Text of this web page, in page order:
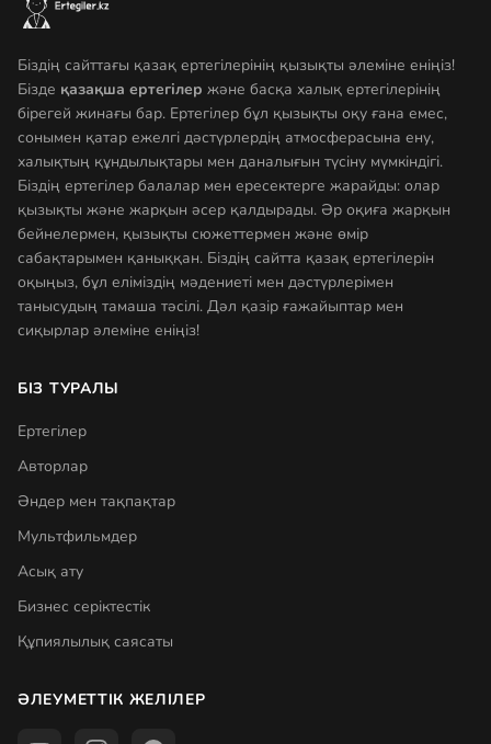
Біздің сайттағы қазақ ертегілерінің қызықты әлеміне еніңіз!
Бізде қазақша ертегілер және басқа халық ертегілерінің
бірегей жинағы бар. Ертегілер бұл қызықты оқу ғана емес,
сонымен қатар ежелгі дәстүрлердің атмосферасына ену,
халықтың құндылықтары мен даналығын түсіну мүмкіндігі.
Біздің ертегілер балалар мен ересектерге жарайды: олар
қызықты және жарқын әсер қалдырады. Әр оқиға жарқын
бейнелермен, қызықты сюжеттермен және өмір
сабақтарымен қаныққан. Біздің сайтта қазақ ертегілерін
оқыңыз, бұл еліміздің мәдениеті мен дәстүрлерімен
танысудың тамаша тәсілі. Дәл қазір ғажайыптар мен
сиқырлар әлеміне еніңіз!
БІЗ ТУРАЛЫ
Ертегілер
Авторлар
Әндер мен тақпақтар
Мультфильмдер
Асық ату
Бизнес серіктестік
Құпиялылық саясаты
ӘЛЕУМЕТТІК ЖЕЛІЛЕР